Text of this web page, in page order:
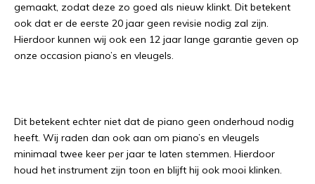
gemaakt, zodat deze zo goed als nieuw klinkt. Dit betekent
ook dat er de eerste 20 jaar geen revisie nodig zal zijn.
Hierdoor kunnen wij ook een 12 jaar lange garantie geven op
onze occasion piano’s en vleugels.
Dit betekent echter niet dat de piano geen onderhoud nodig
heeft. Wij raden dan ook aan om piano’s en vleugels
minimaal twee keer per jaar te laten stemmen. Hierdoor
houd het instrument zijn toon en blijft hij ook mooi klinken.